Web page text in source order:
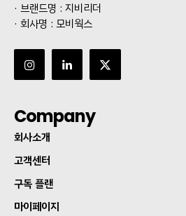
· 브랜드명 : 지비리더
· 회사명 : 모비웍스
Company
회사소개
고객센터
구독 플랜
마이페이지